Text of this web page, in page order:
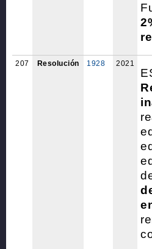
207 Resolución 1928 2021